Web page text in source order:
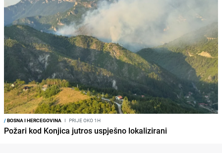
/BOSNA I HERCEGOVINA I PRIJE OKO 1H
Požari kod Konjica jutros uspješno lokalizirani